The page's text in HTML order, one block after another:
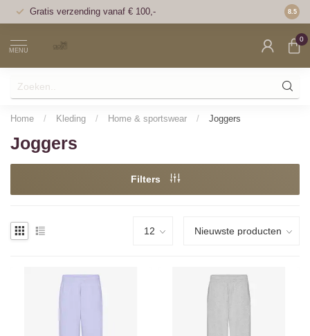
Gratis verzending vanaf € 100,- Voor
8.5
MENU
0
Home / Kleding / Home & sportswear / Joggers
Joggers
Filters